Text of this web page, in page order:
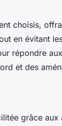
choisis,
en évitant
répondre
et des
grâce aux